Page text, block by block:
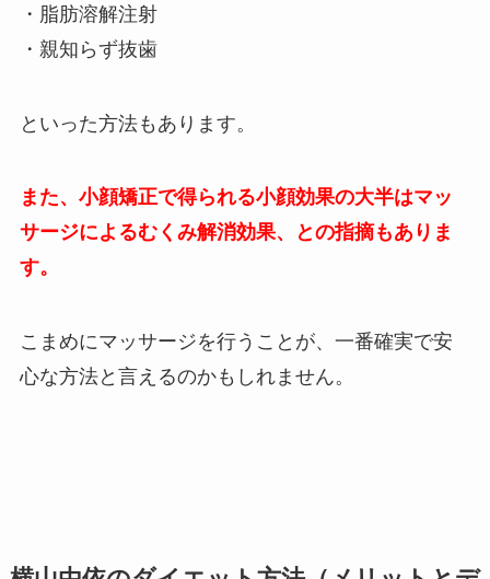
・脂肪溶解注射
・親知らず抜歯
といった方法もあります。
また、小顔矯正で得られる小顔効果の大半はマッ
サージによるむくみ解消効果、との指摘もありま
す。
こまめにマッサージを行うことが、一番確実で安
心な方法と言えるのかもしれません。